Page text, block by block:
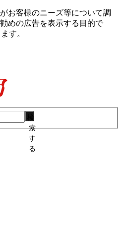
お客様のニーズ等について調
めの広告を表⽰する⽬的で
す。
索
す
る